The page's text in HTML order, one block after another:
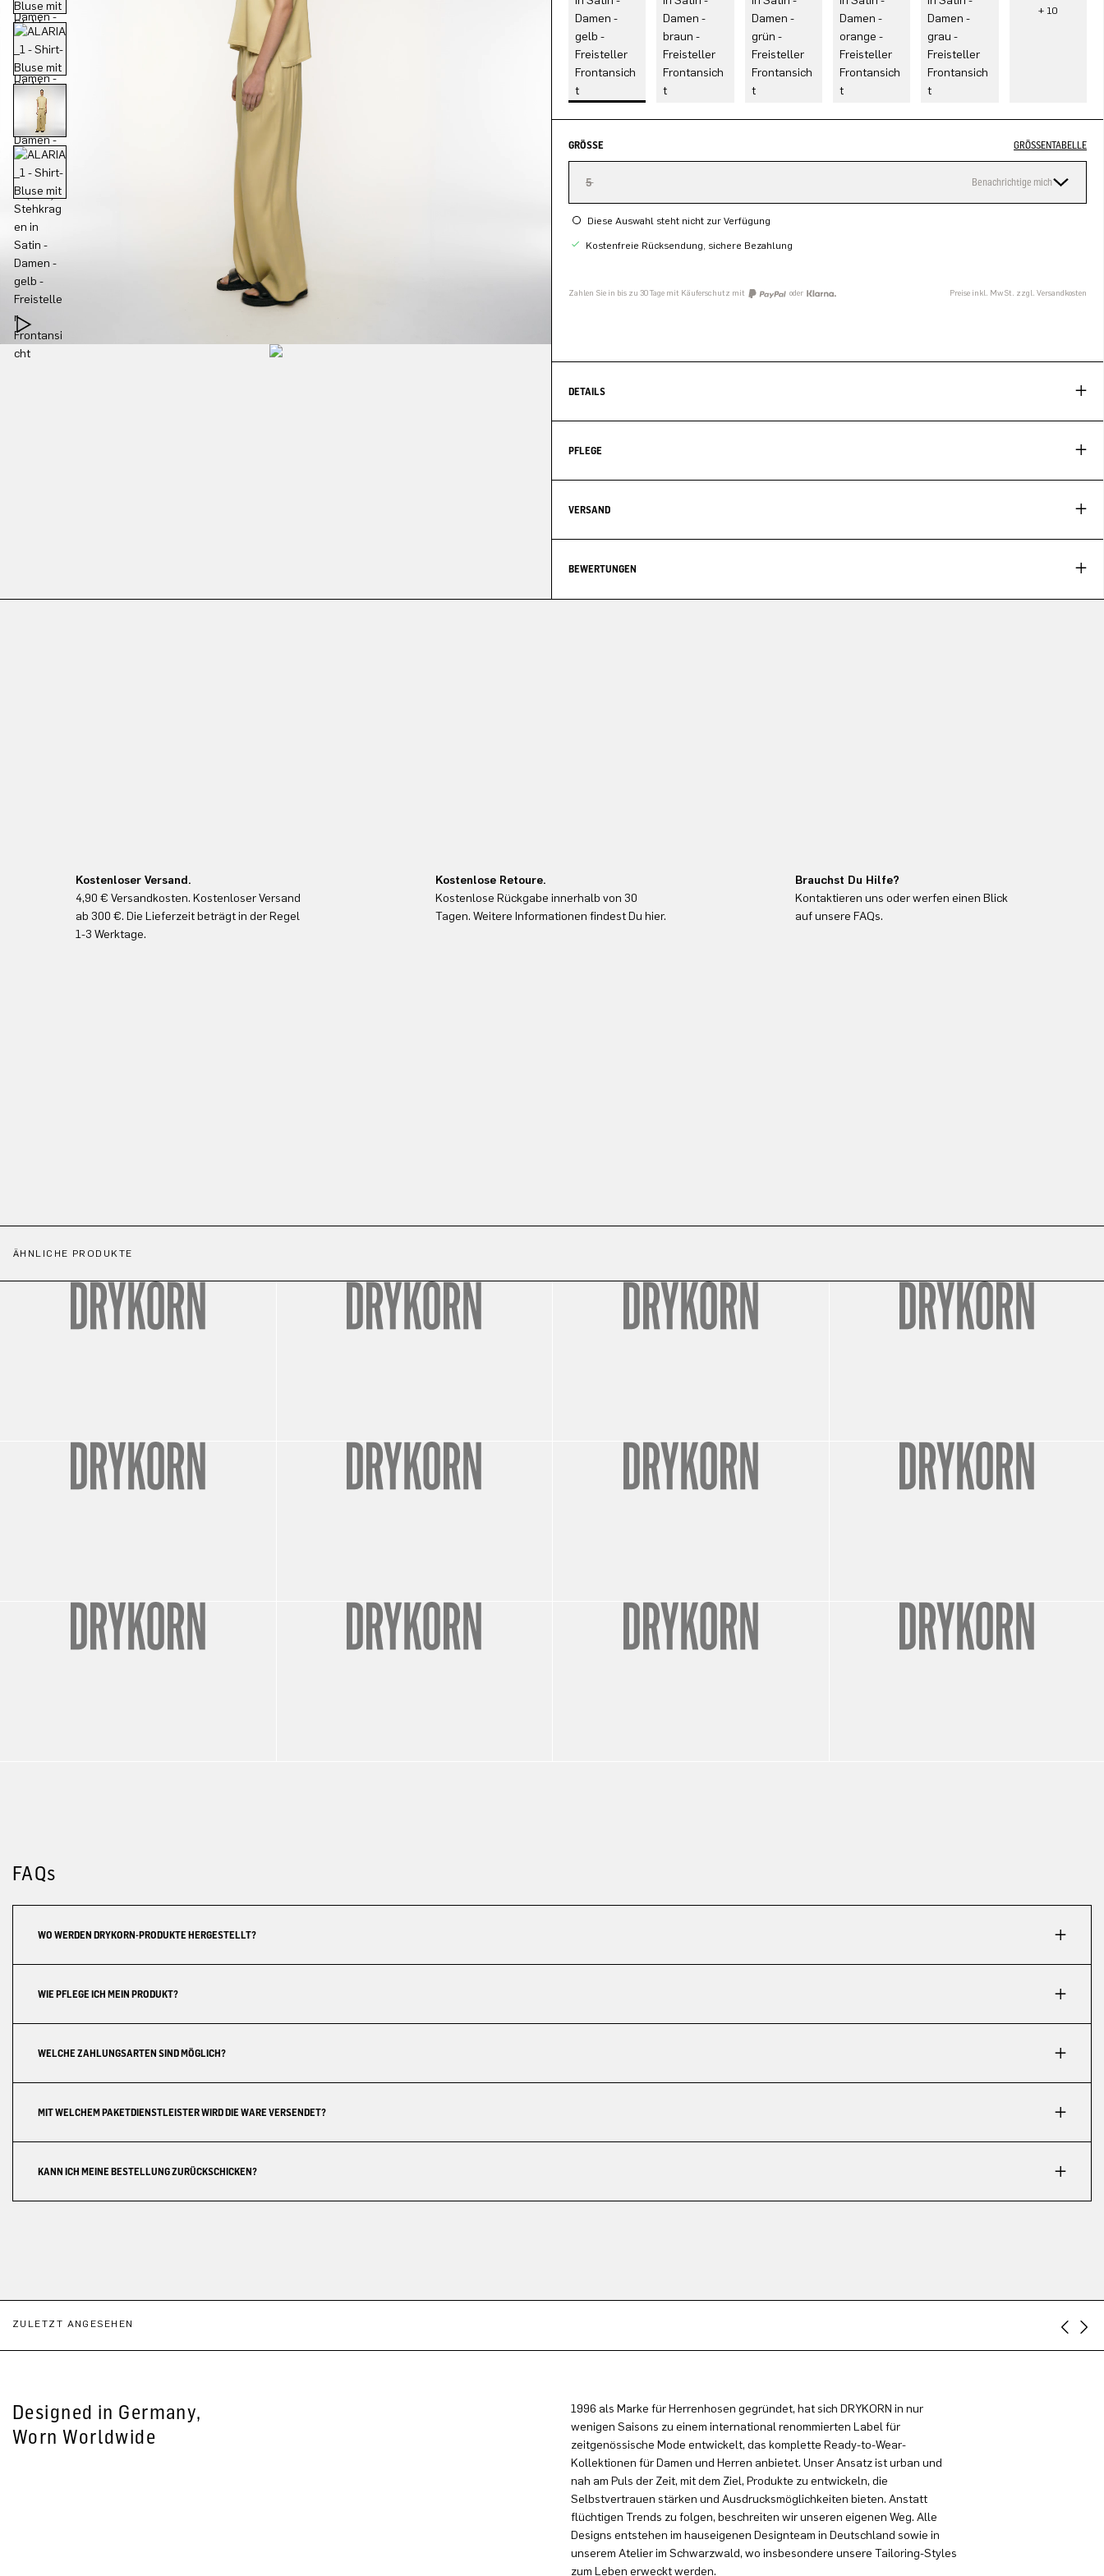
GRÖSSE GRÖSSENTABELLE
5 Benachrichtige mich
Diese Auswahl steht nicht zur Verfügung
Kostenfreie Rücksendung, sichere Bezahlung
Zahlen Sie in bis zu 30 Tage mit Käuferschutz mit oder Preise inkl. MwSt. zzgl. Versandkosten
DETAILS
PFLEGE
VERSAND
BEWERTUNGEN
Kostenloser Versand.
4,90 € Versandkosten. Kostenloser Versand
ab 300 €. Die Lieferzeit beträgt in der Regel
1-3 Werktage.
Kostenlose Retoure.
Kostenlose Rückgabe innerhalb von 30
Tagen. Weitere Informationen findest Du hier.
Brauchst Du Hilfe?
Kontaktieren uns oder werfen einen Blick
auf unsere FAQs.
ÄHNLICHE PRODUKTE
FAQs
WO WERDEN DRYKORN-PRODUKTE HERGESTELLT?
WIE PFLEGE ICH MEIN PRODUKT?
WELCHE ZAHLUNGSARTEN SIND MÖGLICH?
MIT WELCHEM PAKETDIENSTLEISTER WIRD DIE WARE VERSENDET?
KANN ICH MEINE BESTELLUNG ZURÜCKSCHICKEN?
ZULETZT ANGESEHEN
Designed in Germany,
Worn Worldwide
1996 als Marke für Herrenhosen gegründet, hat sich DRYKORN in nur
wenigen Saisons zu einem international renommierten Label für
zeitgenössische Mode entwickelt, das komplette Ready-to-Wear-
Kollektionen für Damen und Herren anbietet. Unser Ansatz ist urban und
nah am Puls der Zeit, mit dem Ziel, Produkte zu entwickeln, die
Selbstvertrauen stärken und Ausdrucksmöglichkeiten bieten. Anstatt
flüchtigen Trends zu folgen, beschreiten wir unseren eigenen Weg. Alle
Designs entstehen im hauseigenen Designteam in Deutschland sowie in
unserem Atelier im Schwarzwald, wo insbesondere unsere Tailoring-Styles
zum Leben erweckt werden.